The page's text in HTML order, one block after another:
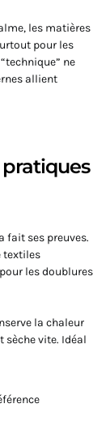
les matières
pour les
ne
allient
a fait ses preuves.
textiles
pour les doublures
la chaleur
sèche vite. Idéal